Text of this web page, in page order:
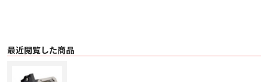
最近閲覧した商品